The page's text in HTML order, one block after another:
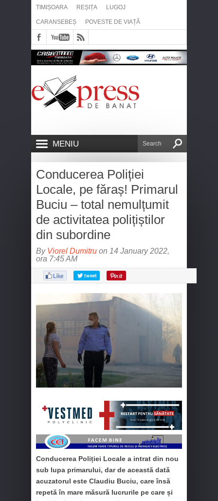
TIMIȘOARA REȘIȚA LUGOJ
CARANSEBEȘ POVESTE DE VIAȚĂ
MENIU
Conducerea Poliției
Locale, pe făraș! Primarul
Buciu – total nemulțumit
de activitatea polițiștilor
din subordine
By Viorel Dumitru on 14 January 2022,
ora 7:45 AM
Conducerea Poliției Locale a intrat din nou
sub lupa primarului, dar de această dată
acuzatorul este Claudiu Buciu, care însă
repetă în mare măsură lucrurile pe care și